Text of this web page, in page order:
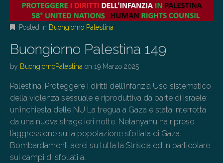
Posted in Buongiorno Palestina
Buongiorno Palestina 149
by BuongiornoPalestina on 19 Marzo 2025
Palestina: Proteggere i diritti dell’infanzia Uso sistematico
della violenza sessuale e riproduttiva da parte di Israele:
un’inchiesta delle NU La tregua a Gaza è stata interrotta
da una nuova strage ieri notte. Netanyahu ha ripreso
l’aggressione sulla popolazione sfollata di Gaza.
Bombardamenti aerei su tutta la Striscia ed in particolare
sui campi di sfollati a…